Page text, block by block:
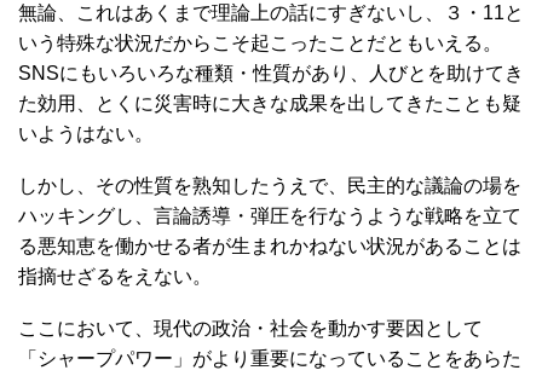
無論、これはあくまで理論上の話にすぎないし、３・11と
いう特殊な状況だからこそ起こったことだともいえる。
SNSにもいろいろな種類・性質があり、人びとを助けてき
た効用、とくに災害時に大きな成果を出してきたことも疑
いようはない。
しかし、その性質を熟知したうえで、民主的な議論の場を
ハッキングし、言論誘導・弾圧を行なうような戦略を立て
る悪知恵を働かせる者が生まれかねない状況があることは
指摘せざるをえない。
ここにおいて、現代の政治・社会を動かす要因として
「シャープパワー」がより重要になっていることをあらた